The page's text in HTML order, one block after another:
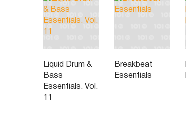
Liquid Drum &
Bass
Essentials. Vol.
11
Breakbeat
Essentials